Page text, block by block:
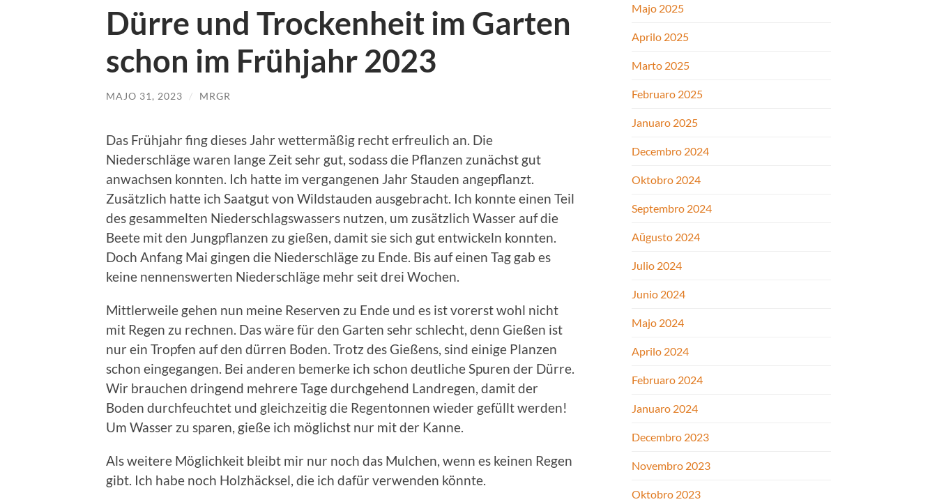
Dürre und Trockenheit im Garten
schon im Frühjahr 2023
MAJO 31, 2023 / MRGR
Das Frühjahr fing dieses Jahr wettermäßig recht erfreulich an. Die
Niederschläge waren lange Zeit sehr gut, sodass die Pflanzen zunächst gut
anwachsen konnten. Ich hatte im vergangenen Jahr Stauden angepflanzt.
Zusätzlich hatte ich Saatgut von Wildstauden ausgebracht. Ich konnte einen Teil
des gesammelten Niederschlagswassers nutzen, um zusätzlich Wasser auf die
Beete mit den Jungpflanzen zu gießen, damit sie sich gut entwickeln konnten.
Doch Anfang Mai gingen die Niederschläge zu Ende. Bis auf einen Tag gab es
keine nennenswerten Niederschläge mehr seit drei Wochen.
Mittlerweile gehen nun meine Reserven zu Ende und es ist vorerst wohl nicht
mit Regen zu rechnen. Das wäre für den Garten sehr schlecht, denn Gießen ist
nur ein Tropfen auf den dürren Boden. Trotz des Gießens, sind einige Planzen
schon eingegangen. Bei anderen bemerke ich schon deutliche Spuren der Dürre.
Wir brauchen dringend mehrere Tage durchgehend Landregen, damit der
Boden durchfeuchtet und gleichzeitig die Regentonnen wieder gefüllt werden!
Um Wasser zu sparen, gieße ich möglichst nur mit der Kanne.
Als weitere Möglichkeit bleibt mir nur noch das Mulchen, wenn es keinen Regen
gibt. Ich habe noch Holzhäcksel, die ich dafür verwenden könnte.
Majo 2025
Aprilo 2025
Marto 2025
Februaro 2025
Januaro 2025
Decembro 2024
Oktobro 2024
Septembro 2024
Aŭgusto 2024
Julio 2024
Junio 2024
Majo 2024
Aprilo 2024
Februaro 2024
Januaro 2024
Decembro 2023
Novembro 2023
Oktobro 2023